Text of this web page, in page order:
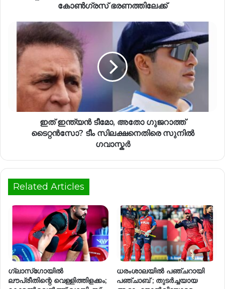
കോൺഗ്രസ് ഭരണത്തിലേക്ക്
ഇത് ഇന്ത്യൻ ടീമോ, അതോ ഗുജറാത്ത്
ടൈറ്റൻസോ? ടീം സിലക്ഷനെതിരെ സുനിൽ
ഗവാസ്കർ
Related Articles
ഗ്ലാസ്‌ഗോയിൽ
ലൗപ്രീതിന്റെ വെള്ളിത്തിളക്കം;
ധരംശാലയിൽ പഞ്ചറായി
പഞ്ചാബ് ; തുടർച്ചയായ